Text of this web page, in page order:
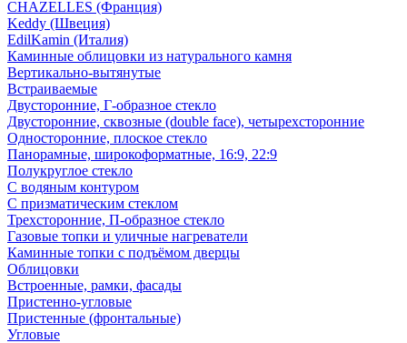
CHAZELLES (Франция)
Keddy (Швеция)
EdilKamin (Италия)
Каминные облицовки из натурального камня
Вертикально-вытянутые
Встраиваемые
Двусторонние, Г-образное стекло
Двусторонние, сквозные (double face), четырехсторонние
Односторонние, плоское стекло
Панорамные, широкоформатные, 16:9, 22:9
Полукруглое стекло
С водяным контуром
С призматическим стеклом
Трехсторонние, П-образное стекло
Газовые топки и уличные нагреватели
Каминные топки с подъёмом дверцы
Облицовки
Встроенные, рамки, фасады
Пристенно-угловые
Пристенные (фронтальные)
Угловые